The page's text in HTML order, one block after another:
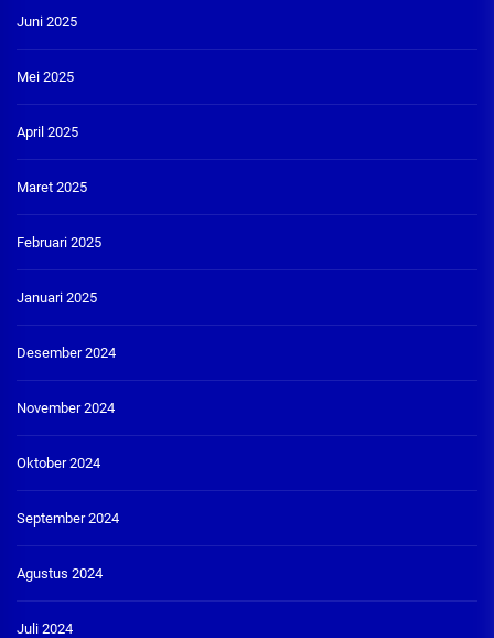
Juni 2025
Mei 2025
April 2025
Maret 2025
Februari 2025
Januari 2025
Desember 2024
November 2024
Oktober 2024
September 2024
Agustus 2024
Juli 2024